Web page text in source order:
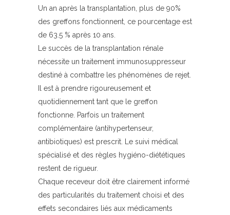
Un an après la transplantation, plus de 90%
des greffons fonctionnent, ce pourcentage est
de 63.5 % après 10 ans.
Le succès de la transplantation rénale
nécessite un traitement immunosuppresseur
destiné à combattre les phénomènes de rejet.
Il est à prendre rigoureusement et
quotidiennement tant que le greffon
fonctionne. Parfois un traitement
complémentaire (antihypertenseur,
antibiotiques) est prescrit. Le suivi médical
spécialisé et des règles hygiéno-diététiques
restent de rigueur.
Chaque receveur doit être clairement informé
des particularités du traitement choisi et des
effets secondaires liés aux médicaments